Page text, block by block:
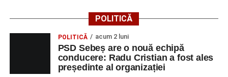
POLITICĂ
POLITICĂ acum 2 luni
PSD Sebeș are o nouă echipă
conducere: Radu Cristian a fost ales
președinte al organizației